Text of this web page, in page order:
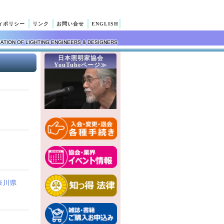
ポリシー リンク お問い合せ ENGLISH
日本照明家協会
YouTubeページ≫
川県